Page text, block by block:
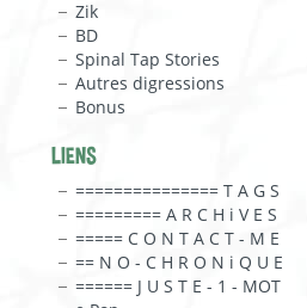
Zik
BD
Spinal Tap Stories
Autres digressions
Bonus
LIENS
=============== T A G S
========= A R C H i V E S
===== C O N T A C T - M E
== N O - C H R O N i Q U E
====== J U S T E - 1 - MOT